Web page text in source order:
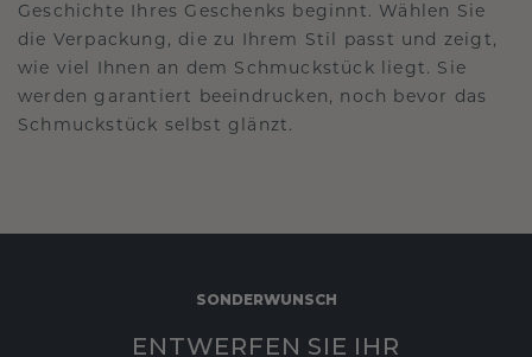
Geschichte Ihres Geschenks beginnt. Wählen Sie
die Verpackung, die zu Ihrem Stil passt und zeigt,
wie viel Ihnen an dem Schmuckstück liegt. Sie
werden garantiert beeindrucken, noch bevor das
Schmuckstück selbst glänzt.
SONDERWUNSCH
ENTWERFEN SIE IHR